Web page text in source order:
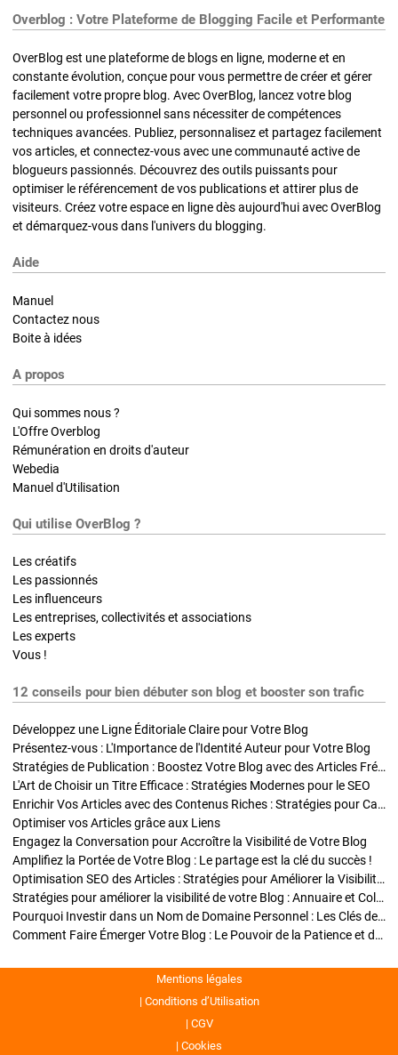
Overblog : Votre Plateforme de Blogging Facile et Performante
OverBlog est une plateforme de blogs en ligne, moderne et en
constante évolution, conçue pour vous permettre de créer et gérer
facilement votre propre blog. Avec OverBlog, lancez votre blog
personnel ou professionnel sans nécessiter de compétences
techniques avancées. Publiez, personnalisez et partagez facilement
vos articles, et connectez-vous avec une communauté active de
blogueurs passionnés. Découvrez des outils puissants pour
optimiser le référencement de vos publications et attirer plus de
visiteurs. Créez votre espace en ligne dès aujourd'hui avec OverBlog
et démarquez-vous dans l'univers du blogging.
Aide
Manuel
Contactez nous
Boite à idées
A propos
Qui sommes nous ?
L'Offre Overblog
Rémunération en droits d'auteur
Webedia
Manuel d'Utilisation
Qui utilise OverBlog ?
Les créatifs
Les passionnés
Les influenceurs
Les entreprises, collectivités et associations
Les experts
Vous !
12 conseils pour bien débuter son blog et booster son trafic
Développez une Ligne Éditoriale Claire pour Votre Blog
Présentez-vous : L'Importance de l'Identité Auteur pour Votre Blog
Stratégies de Publication : Boostez Votre Blog avec des Articles Fréquents et Exclusifs
L'Art de Choisir un Titre Efficace : Stratégies Modernes pour le SEO
Enrichir Vos Articles avec des Contenus Riches : Stratégies pour Captiver et Optimiser
Optimiser vos Articles grâce aux Liens
Engagez la Conversation pour Accroître la Visibilité de Votre Blog
Amplifiez la Portée de Votre Blog : Le partage est la clé du succès !
Optimisation SEO des Articles : Stratégies pour Améliorer la Visibilité de Votre Blog
Stratégies pour améliorer la visibilité de votre Blog : Annuaire et Collaborations
Pourquoi Investir dans un Nom de Domaine Personnel : Les Clés de la Réussite de Votre Blog
Comment Faire Émerger Votre Blog : Le Pouvoir de la Patience et de la Persévérance
Mentions légales
Conditions d’Utilisation
CGV
Cookies